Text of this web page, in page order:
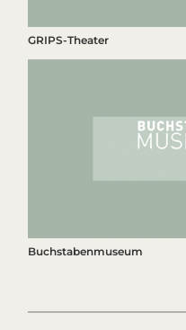
GRIPS-Theater
Buchstabenmuseum